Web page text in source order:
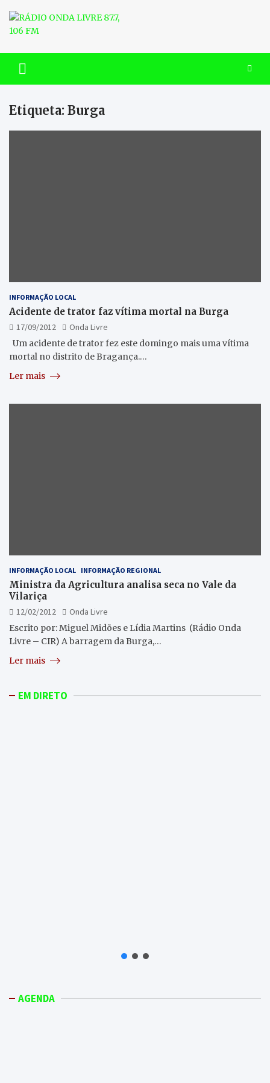
content
RÁDIO ONDA LIVRE 87.7, 106
FM
Etiqueta: Burga
INFORMAÇÃO LOCAL
Acidente de trator faz vítima mortal na Burga
17/09/2012
Onda Livre
Um acidente de trator fez este domingo mais uma vítima
mortal no distrito de Bragança.…
Ler mais
INFORMAÇÃO LOCAL INFORMAÇÃO REGIONAL
Ministra da Agricultura analisa seca no Vale da
Vilariça
12/02/2012
Onda Livre
Escrito por: Miguel Midões e Lídia Martins (Rádio Onda
Livre – CIR) A barragem da Burga,…
Ler mais
EM DIRETO
AGENDA